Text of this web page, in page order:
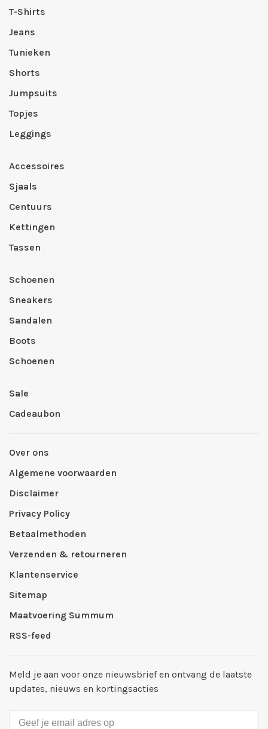
T-Shirts
Jeans
Tunieken
Shorts
Jumpsuits
Topjes
Leggings
Accessoires
Sjaals
Centuurs
Kettingen
Tassen
Schoenen
Sneakers
Sandalen
Boots
Schoenen
Sale
Cadeaubon
Over ons
Algemene voorwaarden
Disclaimer
Privacy Policy
Betaalmethoden
Verzenden & retourneren
Klantenservice
Sitemap
Maatvoering Summum
RSS-feed
Meld je aan voor onze nieuwsbrief en ontvang de laatste
updates, nieuws en kortingsacties